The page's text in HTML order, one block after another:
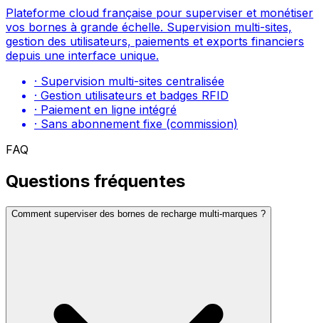
Plateforme cloud française pour superviser et monétiser
vos bornes à grande échelle. Supervision multi-sites,
gestion des utilisateurs, paiements et exports financiers
depuis une interface unique.
· Supervision multi-sites centralisée
· Gestion utilisateurs et badges RFID
· Paiement en ligne intégré
· Sans abonnement fixe (commission)
FAQ
Questions fréquentes
Comment superviser des bornes de recharge multi-marques ?